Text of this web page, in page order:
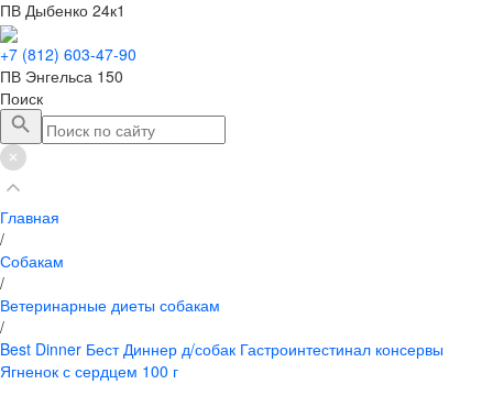
ПВ Дыбенко 24к1
+7 (812) 603-47-90
ПВ Энгельса 150
Поиск
Главная
/
Собакам
/
Ветеринарные диеты собакам
/
Best Dinner Бест Диннер д/собак Гастроинтестинал консервы
Ягненок с сердцем 100 г